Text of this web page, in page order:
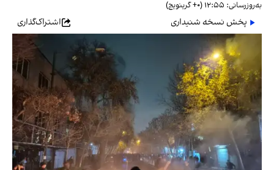
به‌روزرسانی: ۱۲:۵۵ (‎+۰ گرینویچ)
پخش نسخه شنیداری اشتراک‌گذاری